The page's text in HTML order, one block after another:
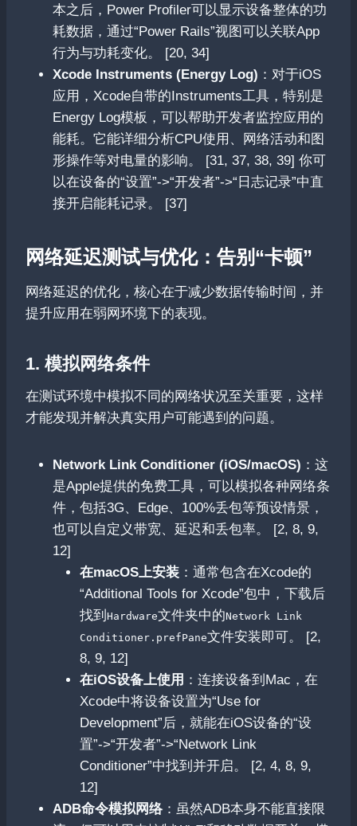
本之后，Power Profiler可以显示设备整体的功
耗数据，通过“Power Rails”视图可以关联App
行为与功耗变化。 [20, 34]
Xcode Instruments (Energy Log) ：对于iOS
应用，Xcode自带的Instruments工具，特别是
Energy Log模板，可以帮助开发者监控应用的
能耗。它能详细分析CPU使用、网络活动和图
形操作等对电量的影响。 [31, 37, 38, 39] 你可
以在设备的“设置”->“开发者”->“日志记录”中直
接开启能耗记录。 [37]
网络延迟测试与优化：告别“卡顿”
网络延迟的优化，核心在于减少数据传输时间，并
提升应用在弱网环境下的表现。
1. 模拟网络条件
在测试环境中模拟不同的网络状况至关重要，这样
才能发现并解决真实用户可能遇到的问题。
Network Link Conditioner (iOS/macOS) ：这
是Apple提供的免费工具，可以模拟各种网络条
件，包括3G、Edge、100%丢包等预设情景，
也可以自定义带宽、延迟和丢包率。 [2, 8, 9,
12]
在macOS上安装 ：通常包含在Xcode的
“Additional Tools for Xcode”包中，下载后
找到 Hardware文件夹中的Network Link
Conditioner.prefPane文件安装即可。 [2,
8, 9, 12]
在iOS设备上使用 ：连接设备到Mac，在
Xcode中将设备设置为“Use for
Development”后，就能在iOS设备的“设
置”->“开发者”->“Network Link
Conditioner”中找到并开启。 [2, 4, 8, 9,
12]
ADB命令模拟网络：虽然ADB本身不能直接限